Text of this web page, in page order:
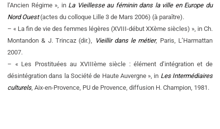
l’Ancien Régime », in La Vieillesse au féminin dans la ville en Europe du
Nord Ouest(actes du colloque Lille 3 de Mars 2006) (à paraître).
– « La fin de vie des femmes légères (XVIII-début XXème siècles) », in Ch.
Montandon & J. Trincaz (dir.), Vieillir dans le métier, Paris, L’Harmattan
2007.
– « Les Prostituées au XVIIIème siècle : élément d’intégration et de
désintégration dans la Société de Haute Auvergne », in Les Intermédiaires
culturels, Aix-en-Provence, PU de Provence, diffusion H. Champion, 1981.